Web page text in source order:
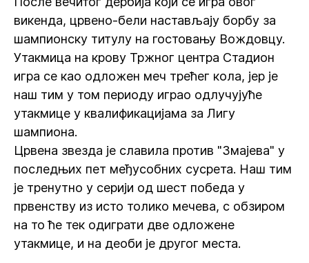
викенда, црвено-бели настављају борбу за
шампионску титулу на гостовању Вождовцу.
Утакмица на крову Тржног центра Стадион
игра се као одложен меч трећег кола, јер је
наш тим у том периоду играо одлучујуће
утакмице у квалификацијама за Лигу
шампиона.
Црвена звезда је славила против "Змајева" у
последњих пет међусобних сусрета. Наш тим
је тренутно у серији од шест победа у
првенству из исто толико мечева, с обзиром
на то ће тек одиграти две одложене
утакмице, и на деоби је другог места.